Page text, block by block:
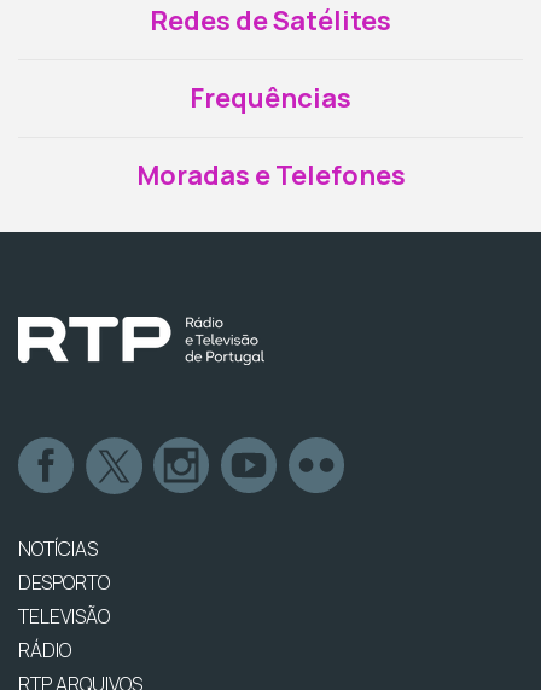
Redes de Satélites
Frequências
Moradas e Telefones
NOTÍCIAS
DESPORTO
TELEVISÃO
RÁDIO
RTP ARQUIVOS